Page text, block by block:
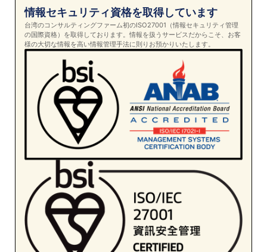
情報セキュリティ資格を取得しています
台湾のコンサルティングファーム初のISO27001（情報セキュリティ管理
の国際資格）を取得しております。情報を扱うサービスだからこそ、お客
様の大切な情報を高い情報管理手法に則りお預かりいたします。